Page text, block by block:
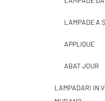
LAMPADE A
APPLIQUE
ABAT JOUR
LAMPADARI IN